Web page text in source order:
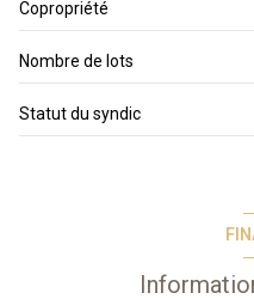
Copropriété
Nombre de lots
Statut du syndic